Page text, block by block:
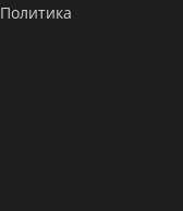
Политика